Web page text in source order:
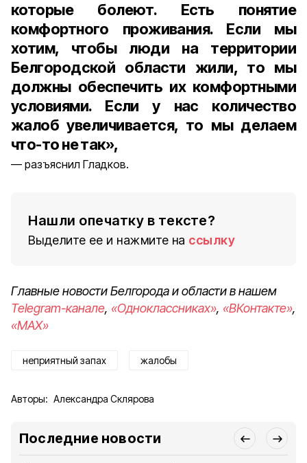
которые болеют. Есть понятие
комфортного проживания. Если мы
хотим, чтобы люди на территории
Белгородской области жили, то мы
должны обеспечить их комфортными
условиями. Если у нас количество
жалоб увеличивается, то мы делаем
что-то не так»,
разъяснил Гладков.
Нашли опечатку в тексте?
Выделите ее и нажмите на ссылку
Главные новости Белгорода и области в нашем
Telegram-канале, «Одноклассниках», «ВКонтакте»,
«MAX»
неприятный запах жалобы
Авторы: Александра Склярова
Последние новости